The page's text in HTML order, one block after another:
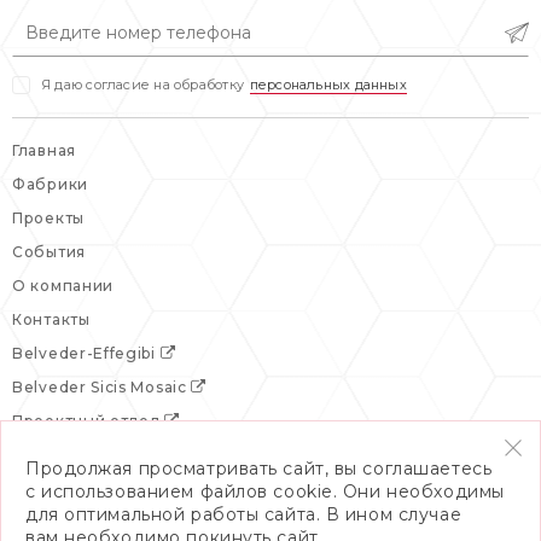
Я даю согласие на обработку персональных данных
Главная
Фабрики
Проекты
События
О компании
Контакты
Belveder-Effegibi
Belveder Sicis Mosaic
Проектный отдел
Продолжая просматривать сайт, вы соглашаетесь
с использованием файлов cookie. Они необходимы
для оптимальной работы сайта. В ином случае